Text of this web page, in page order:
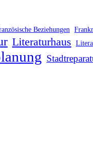
Beziehungen
Literaturhaus